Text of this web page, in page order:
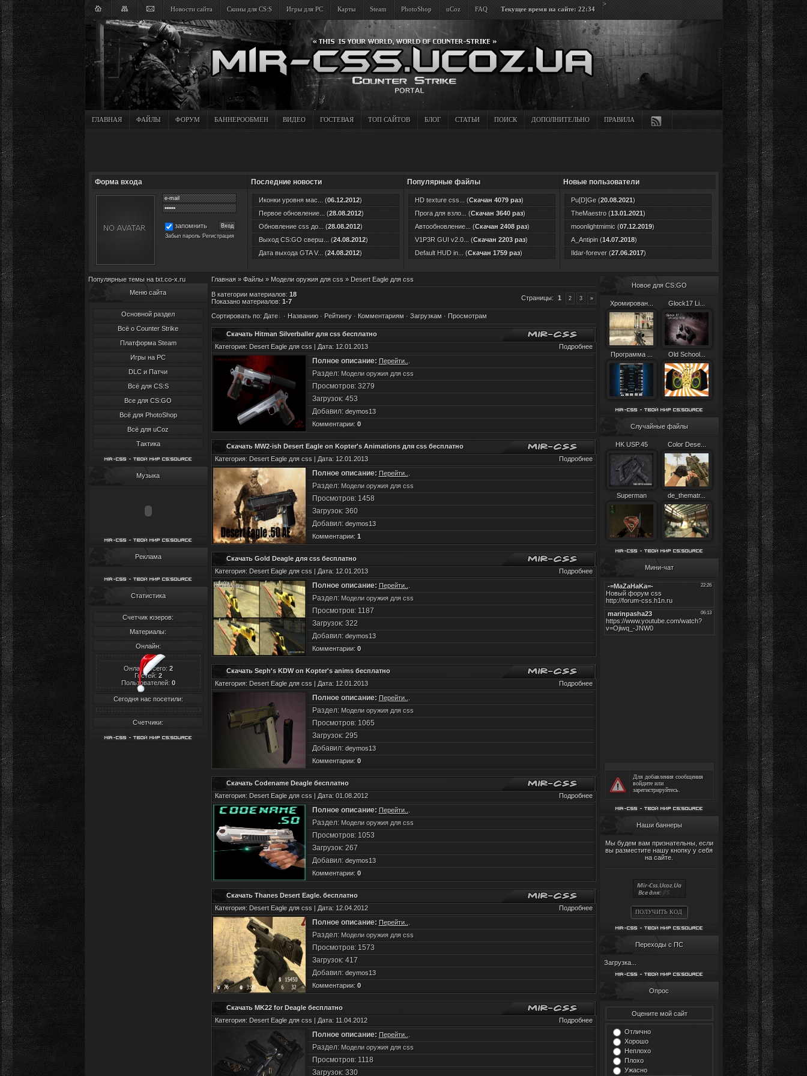
>
Новости сайта Скины для CS:S Игры для PC Карты Steam PhotoShop uCoz FAQ Текущее время на сайте: 22:34
ГЛАВНАЯ ФАЙЛЫ ФОРУМ БАННЕРООБМЕН ВИДЕО ГОСТЕВАЯ ТОП САЙТОВ БЛОГ СТАТЬИ ПОИСК ДОПОЛНИТЕЛЬНО ПРАВИЛА
Форма входа
запомнить
Забыл пароль Регистрация
Последние новости
Иконки уровня мас... (06.12.2012)
Первое обновление... (28.08.2012)
Обновление css до... (28.08.2012)
Выход CS:GO сверш... (24.08.2012)
Дата выхода GTA V... (24.08.2012)
Популярные файлы
HD texture css... (Скачан 4079 раз)
Прога для взло... (Скачан 3640 раз)
Автообновление... (Скачан 2408 раз)
V1P3R GUI v2.0... (Скачан 2203 раз)
Default HUD in... (Скачан 1759 раз)
Новые пользователи
Pu[D]Ge(20.08.2021)
TheMaestro(13.01.2021)
moonlightmimic(07.12.2019)
A_Antipin(14.07.2018)
Ildar-forever(27.06.2017)
Популярные темы на txt.co-x.ru
Меню сайта
Основной раздел
Всё о Counter Strike
Платформа Steam
Игры на PC
DLC и Патчи
Всё для CS:S
Все для CS:GO
Всё для PhotoShop
Всё для uCoz
Тактика
Музыка
Реклама
Статистика
Счетчик юзеров:
Материалы:
Онлайн:
Онлайн всего: 2
Гостей: 2
Пользователей: 0
Сегодня нас посетили:
Счетчики:
Главная» Файлы» Модели оружия для css » Desert Eagle для css
В категории материалов: 18
Показано материалов: 1-7 Страницы: 1 2 3 »
Сортировать по: Дате · Названию· Рейтингу· Комментариям · Загрузкам · Просмотрам
Скачать Hitman Silverballer для css бесплатно
Подробнее
Категория: Desert Eagle для css | Дата: 12.01.2013
Полное описание: Перейти..
Раздел: Модели оружия для css
Просмотров: 3279
Загрузок: 453
Добавил: deymos13
Комментарии: 0
Скачать MW2-ish Desert Eagle on Kopter's Animations для css бесплатно
Подробнее
Категория: Desert Eagle для css | Дата: 12.01.2013
Полное описание: Перейти..
Раздел: Модели оружия для css
Просмотров: 1458
Загрузок: 360
Добавил: deymos13
Комментарии: 1
Скачать Gold Deagle для css бесплатно
Подробнее
Категория: Desert Eagle для css | Дата: 12.01.2013
Полное описание: Перейти..
Раздел: Модели оружия для css
Просмотров: 1187
Загрузок: 322
Добавил: deymos13
Комментарии: 0
Скачать Seph's KDW on Kopter's anims бесплатно
Подробнее
Категория: Desert Eagle для css | Дата: 12.01.2013
Полное описание: Перейти..
Раздел: Модели оружия для css
Просмотров: 1065
Загрузок: 295
Добавил: deymos13
Комментарии: 0
Скачать Codename Deagle бесплатно
Подробнее
Категория: Desert Eagle для css | Дата: 01.08.2012
Полное описание: Перейти..
Раздел: Модели оружия для css
Просмотров: 1053
Загрузок: 267
Добавил: deymos13
Комментарии: 0
Скачать Thanes Desert Eagle. бесплатно
Подробнее
Категория: Desert Eagle для css | Дата: 12.04.2012
Полное описание: Перейти..
Раздел: Модели оружия для css
Просмотров: 1573
Загрузок: 417
Добавил: deymos13
Комментарии: 0
Скачать MK22 for Deagle бесплатно
Подробнее
Категория: Desert Eagle для css | Дата: 11.04.2012
Полное описание: Перейти..
Раздел: Модели оружия для css
Просмотров: 1118
Загрузок: 330
Новое для CS:GO
Хромирован... Glock17 Li...
Программа ... Old School...
Случайные файлы
HK USP.45 Color Dese...
Superman de_thematr...
Мини-чат
Для добавления сообщения
войдитеили
зарегистрируйтесь.
Наши баннеры
Мы будем вам признательны, если
вы разместите нашу кнопку у себя
на сайте.
ПОЛУЧИТЬ КОД
Переходы с ПС
Загрузка...
Опрос
Оцените мой сайт
Отлично
Хорошо
Неплохо
Плохо
Ужасно